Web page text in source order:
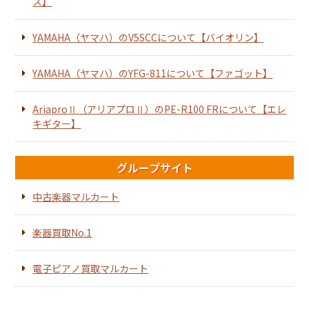
YAMAHA（ヤマハ）のV5SCCについて【バイオリン】
YAMAHA（ヤマハ）のYFG-811について【ファゴット】
AriaproⅡ（アリアプロⅡ）のPE-R100 FRについて【エレ
キギター】
グループサイト
中古楽器マルカート
楽器買取No.1
電子ピアノ買取マルカート